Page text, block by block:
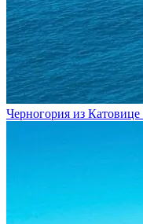
Черногория из Катовице